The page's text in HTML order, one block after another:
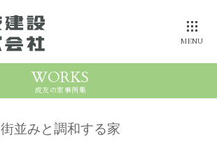
MENU
誰よりも
健康にこだわる方へ
WORKS
成友の家事例集
街並みと調和する家